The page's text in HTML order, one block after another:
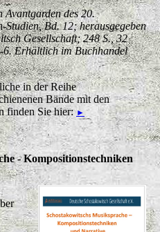
Avantgarden des 20.
Bd. 12; herausgegeben
Gesellschaft; 248 S., 32
Erhältlich im Buchhandel
in der Reihe
Bände mit den
finden Sie hier: ►
- Kompositionstechniken